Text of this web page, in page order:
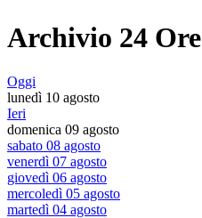
Archivio 24 Ore
Oggi
lunedì 10 agosto
Ieri
domenica 09 agosto
sabato 08 agosto
venerdì 07 agosto
giovedì 06 agosto
mercoledì 05 agosto
martedì 04 agosto